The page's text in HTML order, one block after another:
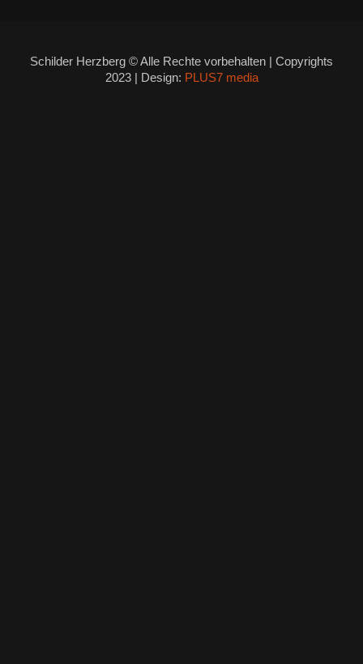
Schilder Herzberg © Alle Rechte vorbehalten | Copyrights
2023 | Design: PLUS7 media